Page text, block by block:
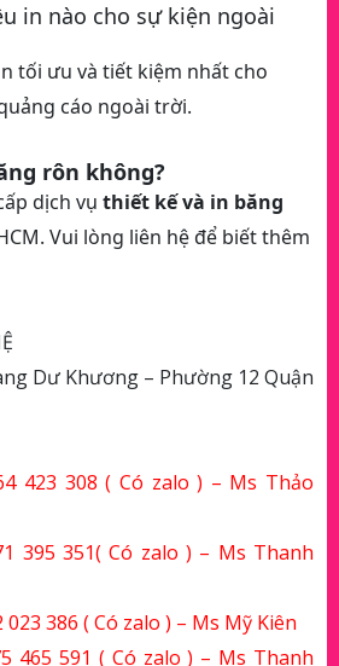
in nào cho sự kiện ngoài
tối ưu và tiết kiệm nhất cho
cáo ngoài trời.
rôn không?
dịch vụ thiết kế và in băng
Vui lòng liên hệ để biết thêm
Dư Khương – Phường 12 Quận
423 308 ( Có zalo ) – Ms Thảo
395 351( Có zalo ) – Ms Thanh
023 386 ( Có zalo ) – Ms Mỹ Kiên
465 591 ( Có zalo ) – Ms Thanh